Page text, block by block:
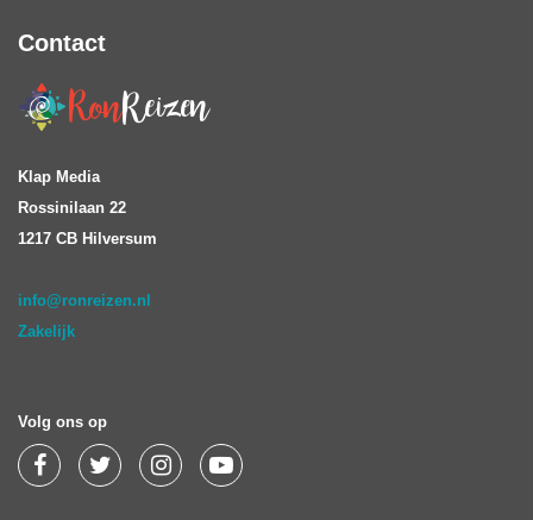
Contact
Klap Media
Rossinilaan 22
1217 CB Hilversum
info@ronreizen.nl
Zakelijk
Volg ons op